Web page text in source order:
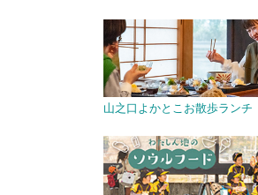
山之口よかとこお散歩ランチ